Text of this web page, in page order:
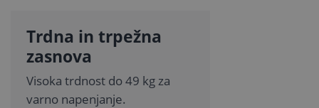
Trdna in trpežna
zasnova
Visoka trdnost do 49 kg za
varno napenjanje.